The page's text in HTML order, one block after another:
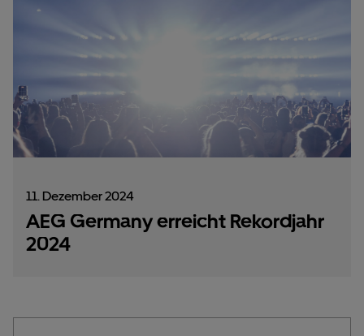
11. Dezember 2024
AEG Germany erreicht Rekordjahr
2024